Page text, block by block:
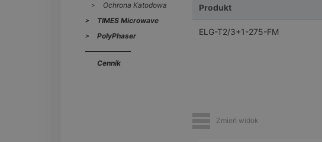
Ochrona Katodowa
TIMES Microwave
PolyPhaser
Cennik
Produkt
ELG-T2/3+1-275-FM
Zmień widok